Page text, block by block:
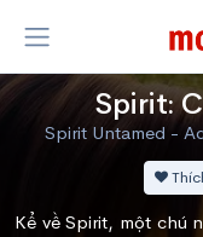
Spirit:
Spirit Untamed -
Kể về Spirit, một chú